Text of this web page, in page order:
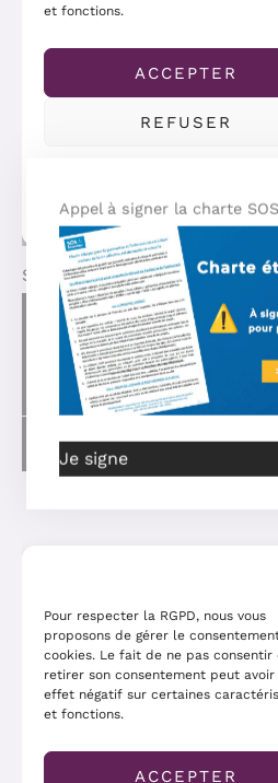
Synthesis – Psychological
Appel à signer la charte
Je signe